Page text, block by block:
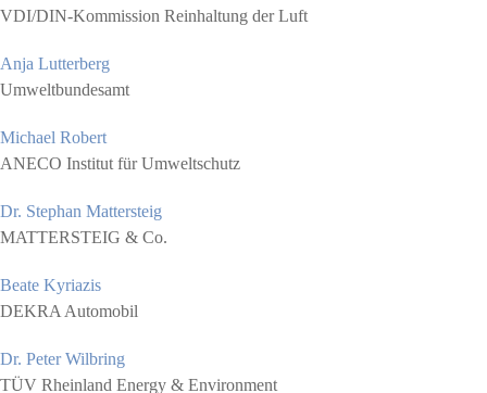
VDI/DIN-Kommission Reinhaltung der Luft
Anja Lutterberg
Umweltbundesamt
Michael Robert
ANECO Institut für Umweltschutz
Dr. Stephan Mattersteig
MATTERSTEIG & Co.
Beate Kyriazis
DEKRA Automobil
Dr. Peter Wilbring
TÜV Rheinland Energy & Environment